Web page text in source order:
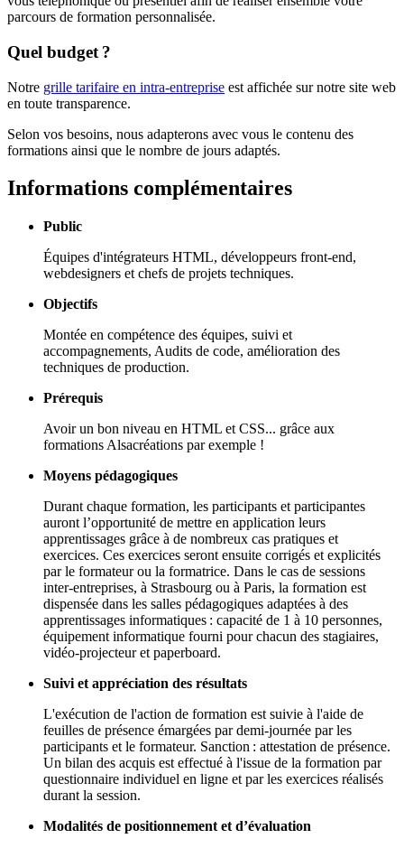
parcours de formation personnalisée.
Quel budget ?
Notre grille tarifaire en intra-entreprise est affichée sur notre site web
en toute transparence.
Selon vos besoins, nous adapterons avec vous le contenu des
formations ainsi que le nombre de jours adaptés.
Informations complémentaires
Public
Équipes d'intégrateurs HTML, développeurs front-end,
webdesigners et chefs de projets techniques.
Objectifs
Montée en compétence des équipes, suivi et
accompagnements, Audits de code, amélioration des
techniques de production.
Prérequis
Avoir un bon niveau en HTML et CSS... grâce aux
formations Alsacréations par exemple !
Moyens pédagogiques
Durant chaque formation, les participants et participantes
auront l’opportunité de mettre en application leurs
apprentissages grâce à de nombreux cas pratiques et
exercices. Ces exercices seront ensuite corrigés et explicités
par le formateur ou la formatrice. Dans le cas de sessions
inter-entreprises, à Strasbourg ou à Paris, la formation est
dispensée dans les salles pédagogiques adaptées à des
apprentissages informatiques : capacité de 1 à 10 personnes,
équipement informatique fourni pour chacun des stagiaires,
vidéo-projecteur et paperboard.
Suivi et appréciation des résultats
L'exécution de l'action de formation est suivie à l'aide de
feuilles de présence émargées par demi-journée par les
participants et le formateur. Sanction : attestation de présence.
Un bilan des acquis est effectué à l'issue de la formation par
questionnaire individuel en ligne et par les exercices réalisés
durant la session.
Modalités de positionnement et d’évaluation